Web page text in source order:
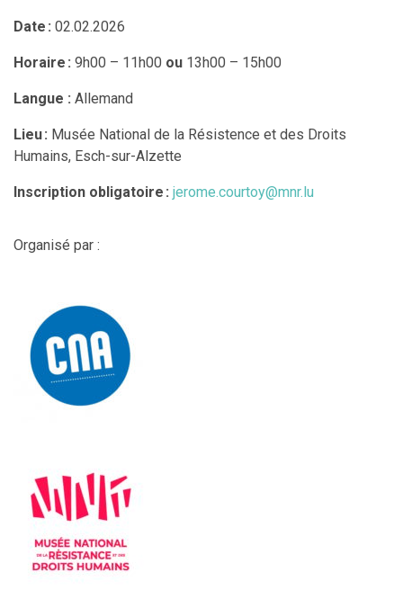
Date : 02.02.2026
Horaire : 9h00 – 11h00 ou 13h00 – 15h00
Langue : Allemand
Lieu : Musée National de la Résistence et des Droits
Humains, Esch-sur-Alzette
Inscription obligatoire : jerome.courtoy@mnr.lu
Organisé par :